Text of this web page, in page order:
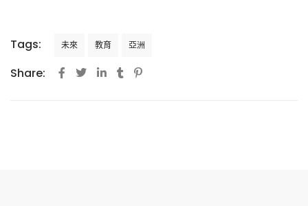
Tags: 未來 教育 亞洲
Share: